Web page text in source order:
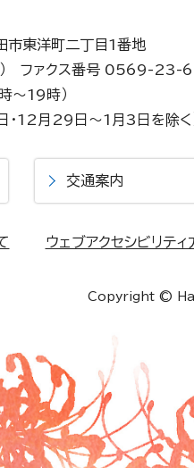
東洋町二丁目1番地
ファクス番号 0569-23-
～19時）
・12月29日～1月3日を除く
交通案内
ウェブアクセシビリティ
Copyright ©